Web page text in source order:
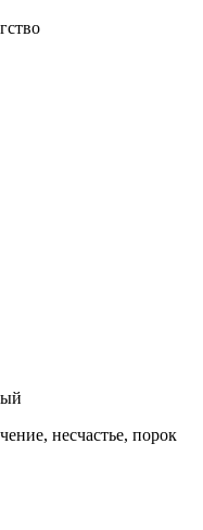
несчастье, порок